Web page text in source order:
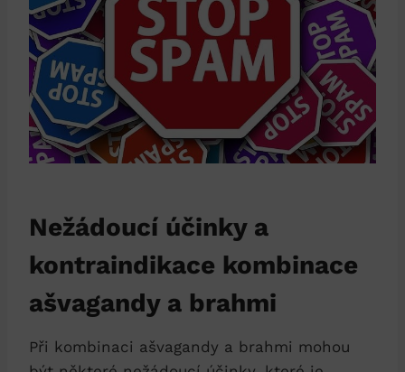
Nežádoucí účinky a
kontraindikace kombinace
ašvagandy a brahmi
Při kombinaci ašvagandy a brahmi mohou